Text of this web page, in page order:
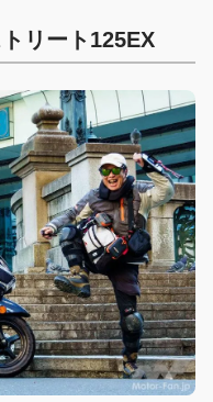
リート125EX